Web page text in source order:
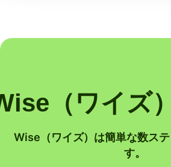
（ワイズ
Wise（ワイズ）は簡単な数ス
す。